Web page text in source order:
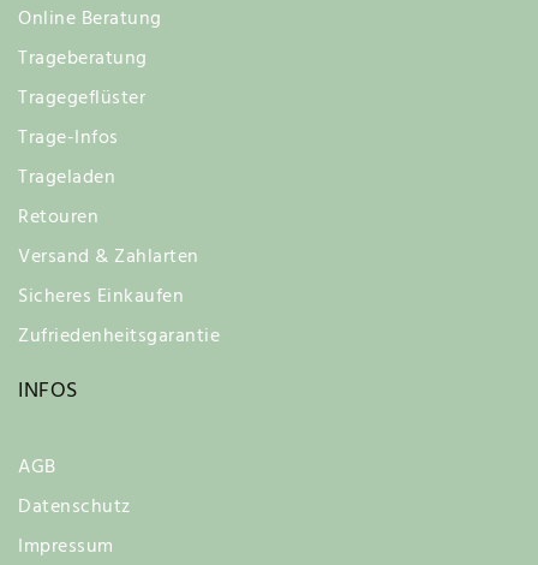
Online Beratung
Trageberatung
Tragegeflüster
Trage-Infos
Trageladen
Retouren
Versand & Zahlarten
Sicheres Einkaufen
Zufriedenheitsgarantie
INFOS
AGB
Datenschutz
Impressum